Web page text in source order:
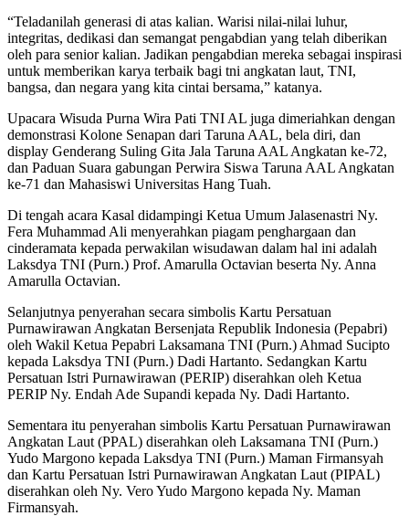
“Teladanilah generasi di atas kalian. Warisi nilai-nilai luhur,
integritas, dedikasi dan semangat pengabdian yang telah diberikan
oleh para senior kalian. Jadikan pengabdian mereka sebagai inspirasi
untuk memberikan karya terbaik bagi tni angkatan laut, TNI,
bangsa, dan negara yang kita cintai bersama,” katanya.
Upacara Wisuda Purna Wira Pati TNI AL juga dimeriahkan dengan
demonstrasi Kolone Senapan dari Taruna AAL, bela diri, dan
display Genderang Suling Gita Jala Taruna AAL Angkatan ke-72,
dan Paduan Suara gabungan Perwira Siswa Taruna AAL Angkatan
ke-71 dan Mahasiswi Universitas Hang Tuah.
Di tengah acara Kasal didampingi Ketua Umum Jalasenastri Ny.
Fera Muhammad Ali menyerahkan piagam penghargaan dan
cinderamata kepada perwakilan wisudawan dalam hal ini adalah
Laksdya TNI (Purn.) Prof. Amarulla Octavian beserta Ny. Anna
Amarulla Octavian.
Selanjutnya penyerahan secara simbolis Kartu Persatuan
Purnawirawan Angkatan Bersenjata Republik Indonesia (Pepabri)
oleh Wakil Ketua Pepabri Laksamana TNI (Purn.) Ahmad Sucipto
kepada Laksdya TNI (Purn.) Dadi Hartanto. Sedangkan Kartu
Persatuan Istri Purnawirawan (PERIP) diserahkan oleh Ketua
PERIP Ny. Endah Ade Supandi kepada Ny. Dadi Hartanto.
Sementara itu penyerahan simbolis Kartu Persatuan Purnawirawan
Angkatan Laut (PPAL) diserahkan oleh Laksamana TNI (Purn.)
Yudo Margono kepada Laksdya TNI (Purn.) Maman Firmansyah
dan Kartu Persatuan Istri Purnawirawan Angkatan Laut (PIPAL)
diserahkan oleh Ny. Vero Yudo Margono kepada Ny. Maman
Firmansyah.